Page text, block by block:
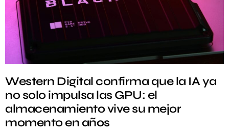
Western Digital confirma que la IA ya
no solo impulsa las GPU: el
almacenamiento vive su mejor
momento en años